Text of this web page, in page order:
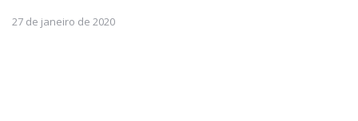
27 de janeiro de 2020